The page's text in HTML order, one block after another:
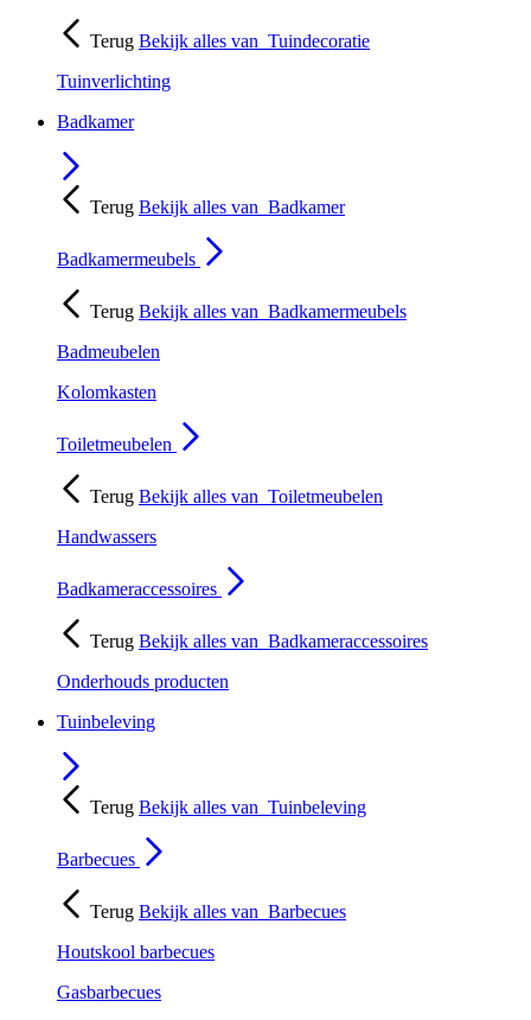
Terug Bekijk alles van Tuindecoratie
Tuinverlichting
Badkamer
Terug Bekijk alles van Badkamer
Badkamermeubels
Terug Bekijk alles van Badkamermeubels
Badmeubelen
Kolomkasten
Toiletmeubelen
Terug Bekijk alles van Toiletmeubelen
Handwassers
Badkameraccessoires
Terug Bekijk alles van Badkameraccessoires
Onderhouds producten
Tuinbeleving
Terug Bekijk alles van Tuinbeleving
Barbecues
Terug Bekijk alles van Barbecues
Houtskool barbecues
Gasbarbecues